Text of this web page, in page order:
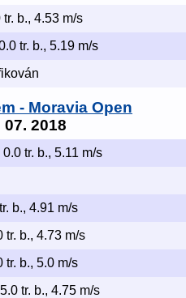
b., 4.53 m/s
tr. b., 5.19 m/s
- Moravia Open
07. 2018
tr. b., 5.11 m/s
b., 4.91 m/s
tr. b., 4.73 m/s
tr. b., 5.0 m/s
tr. b., 4.75 m/s